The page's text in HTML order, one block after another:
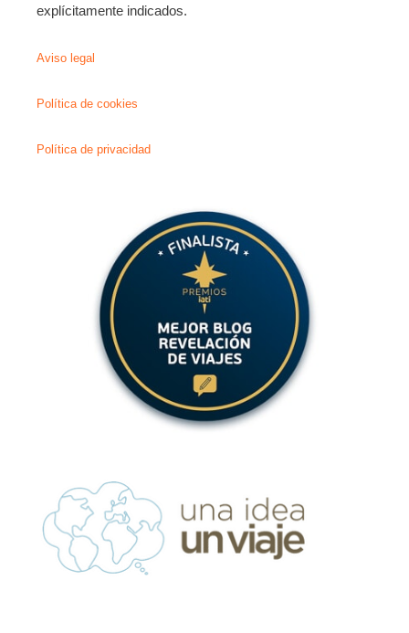
explícitamente indicados.
Aviso legal
Política de cookies
Política de privacidad